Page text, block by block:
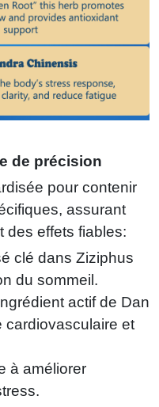
de précision
pour contenir
assurant
des effets fiables:
clé dans Ziziphus
du sommeil.
actif de Dan
cardiovasculaire et
à améliorer